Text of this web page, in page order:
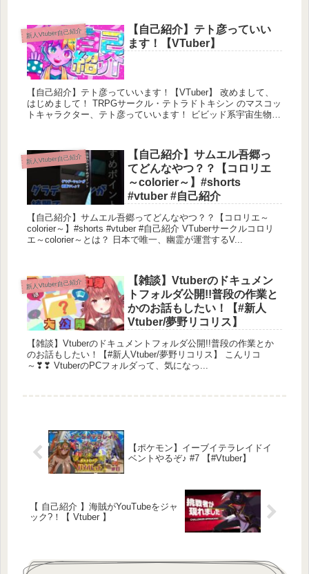
新人Vtuber自己紹介
【自己紹介】テト彦っていい
ます！【VTuber】
【自己紹介】テト彦っていいます！【VTuber】 改めまして、
はじめまして！ TRPGサークル・テトラドトキシン のマスコッ
トキャラクター、テト彦っていいます！ ビビッド系宇宙生物
新人Vtuber自己紹介
【自己紹介】サムエル吾郷っ
てどんなやつ？？【コロリエ
～colorier～】#shorts
#vtuber #自己紹介
【自己紹介】サムエル吾郷ってどんなやつ？？【コロリエ～
colorier～】#shorts #vtuber #自己紹介 VTuberサークルコロリ
エ～colorier～とは？ 日本で唯一、幽霊が運営するV...
新人Vtuber自己紹介
【雑談】Vtuberのドキュメン
トフォルダ公開!!普段の作業と
かのお話もしたい！【#新人
Vtuber/夢野リコリス】
【雑談】Vtuberのドキュメントフォルダ公開!!普段の作業とか
のお話もしたい！【#新人Vtuber/夢野リコリス】 こんリコ
～❣❣ VtuberのPCフォルダって、気になっ...
【ポケモン】イーブイテラレイドイ
ベントやるぞ♪ #7 【#Vtuber】
【 自己紹介 】海賊がYouTubeをジャ
ック?！【 Vtuber 】